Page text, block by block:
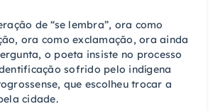
de “se lembra”, ora como
ora como exclamação, ora ainda
o poeta insiste no processo
sofrido pelo indígena
que escolheu trocar a
cidade.